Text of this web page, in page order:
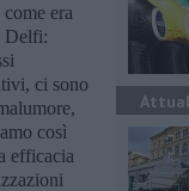
era
Delfi:
ci sono
così
efficacia